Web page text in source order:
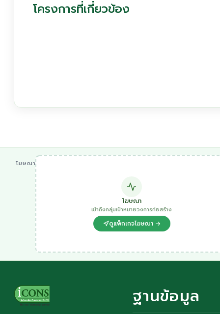
โครงการที่เกี่ยวข้อง
โฆษณา
โฆษณา
เข้าถึงกลุ่มเป้าหมายวงการก่อสร้าง
ดูแพ็กเกจโฆษณา →
ฐานข้อมูล